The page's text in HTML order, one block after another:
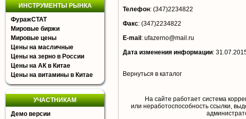
ИНСТРУМЕНТЫ РЫНКА
ФуражСТАТ
Мировые биржи
Мировые цены
Цены на масличные
Цены на зерно в России
Цены на АК в Китае
Цены на витамины в Китае
УЧАСТНИКАМ
Демо версии
Телефон: (347)2234822
Факс: (347)2234822
E-mail : ufazerno@mail.ru
Дата изменения информации:
Вернуться в каталог
На сайте работает система
или неработоспособность ссылки,